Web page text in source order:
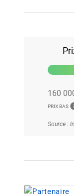
160
PRIX BAS
Source :